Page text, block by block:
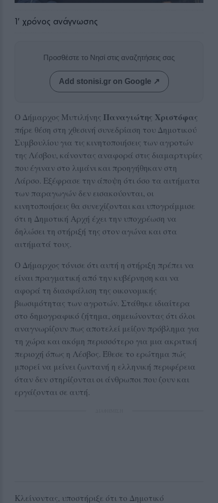
1' χρόνος ανάγνωσης
Προσθέστε το Νησί στις αναζητήσεις σας
Add stonisi.gr on Google ↗
Ο Δήμαρχος Μυτιλήνης Παναγιώτης Χριστόφας
πήρε θέση στη χθεσινή συνεδρίαση του Δημοτικού
Συμβουλίου για τις κινητοποιήσεις των αγροτών
της Λέσβου, κάνοντας αναφορά στις διαμαρτυρίες
που έγιναν στο λιμάνι και προηγήθηκαν στη
Λάρσο. Εξέφρασε την άποψη ότι όσο τα αιτήματα
των παραγωγών δεν εισακούονται, οι
κινητοποιήσεις θα συνεχίζονται και υπογράμμισε
ότι η Δημοτική Αρχή έχει την υποχρέωση να
δηλώσει τη στήριξή της στον αγώνα και στα
αιτήματά τους.
Ο Δήμαρχος τόνισε ότι αυτή η στήριξη πρέπει να
είναι πραγματική από την κυβέρνηση και να
αφορά τη διασφάλιση της οικονομικής
βιωσιμότητας των αγροτών. Στάθηκε ιδιαίτερα
στο δημογραφικό ζήτημα, σημειώνοντας ότι όλοι
αναγνωρίζουν πως αποτελεί μείζον πρόβλημα για
τη χώρα και ακόμη περισσότερο για μια ακριτική
περιοχή όπως η Λέσβος. Έθεσε το ερώτημα πώς
μπορεί να μείνει ζωντανή η ελληνική περιφέρεια
όταν δεν στηρίζονται οι άνθρωποι που ζουν και
εργάζονται σε αυτή.
Κλείνοντας, υποστήριξε ότι το Δημοτικό